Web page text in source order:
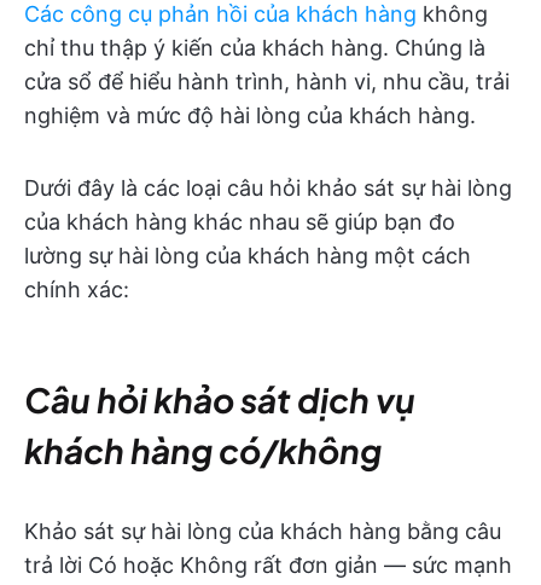
Các công cụ phản hồi của khách hàng không
chỉ thu thập ý kiến của khách hàng. Chúng là
cửa sổ để hiểu hành trình, hành vi, nhu cầu, trải
nghiệm và mức độ hài lòng của khách hàng.
Dưới đây là các loại câu hỏi khảo sát sự hài lòng
của khách hàng khác nhau sẽ giúp bạn đo
lường sự hài lòng của khách hàng một cách
chính xác:
Câu hỏi khảo sát dịch vụ
khách hàng có/không
Khảo sát sự hài lòng của khách hàng bằng câu
trả lời Có hoặc Không rất đơn giản — sức mạnh